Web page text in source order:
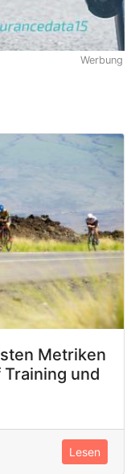
Werbung
Metriken
und
Lesen